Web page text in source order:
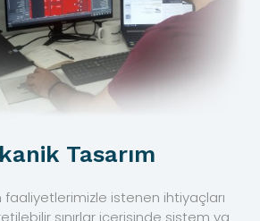
Tasarım
faaliyetlerimizle istenen ihtiyaçları
sınırlar içerisinde sistem ya